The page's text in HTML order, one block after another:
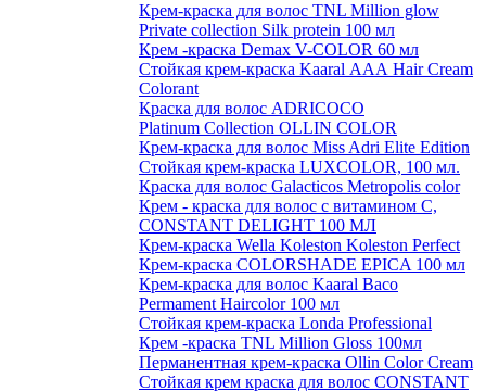
Крем-краска для волос TNL Million glow
Private collection Silk protein 100 мл
Крем -краска Demax V-COLOR 60 мл
Стойкая крем-краска Kaaral ААА Hair Cream
Colorant
Краска для волос ADRICOCO
Platinum Collection OLLIN COLOR
Крем-краска для волос Miss Adri Elite Edition
Стойкая крем-краска LUXCOLOR, 100 мл.
Краска для волос Galacticos Metropolis color
Крем - краска для волос с витамином С,
CONSTANT DELIGHT 100 МЛ
Крем-краска Wella Koleston Koleston Perfect
Крем-краска COLORSHADE EPICA 100 мл
Крем-краска для волос Kaaral Baco
Permament Haircolor 100 мл
Стойкая крем-краска Londa Professional
Крем -краска TNL Million Gloss 100мл
Перманентная крем-краска Ollin Color Cream
Стойкая крем краска для волос CONSTANT